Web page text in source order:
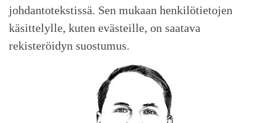
johdantotekstissä. Sen mukaan henkilötietojen
käsittelylle, kuten evästeille, on saatava
rekisteröidyn suostumus.